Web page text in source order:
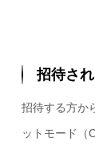
招待さ
招待する方か
ットモード（